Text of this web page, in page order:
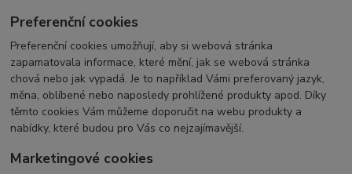
Preferenční cookies
Preferenční cookies umožňují, aby si webová stránka
zapamatovala informace, které mění, jak se webová stránka
chová nebo jak vypadá. Je to například Vámi preferovaný jazyk,
měna, oblíbené nebo naposledy prohlížené produkty apod. Díky
těmto cookies Vám můžeme doporučit na webu produkty a
nabídky, které budou pro Vás co nejzajímavější.
Marketingové cookies